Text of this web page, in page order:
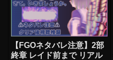
【FGOネタバレ注意】2部
終章 レイド前まで リアル